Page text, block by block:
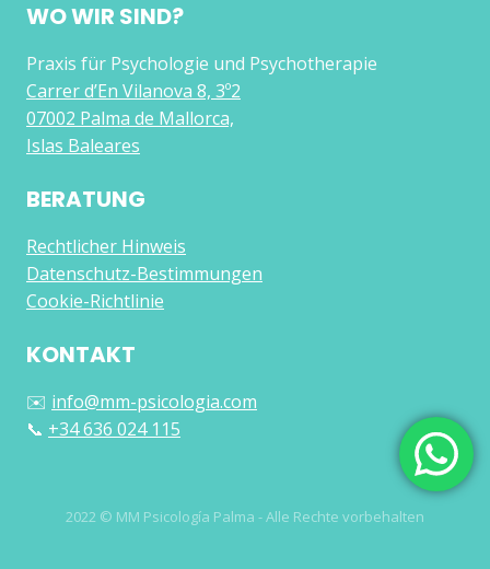
WO WIR SIND?
Praxis für Psychologie und Psychotherapie
Carrer d’En Vilanova 8, 3º2
07002 Palma de Mallorca,
Islas Baleares
BERATUNG
Rechtlicher Hinweis
Datenschutz-Bestimmungen
Cookie-Richtlinie
KONTAKT
✉️ info@mm-psicologia.com
📞 +34 636 024 115
2022 © MM Psicología Palma - Alle Rechte vorbehalten